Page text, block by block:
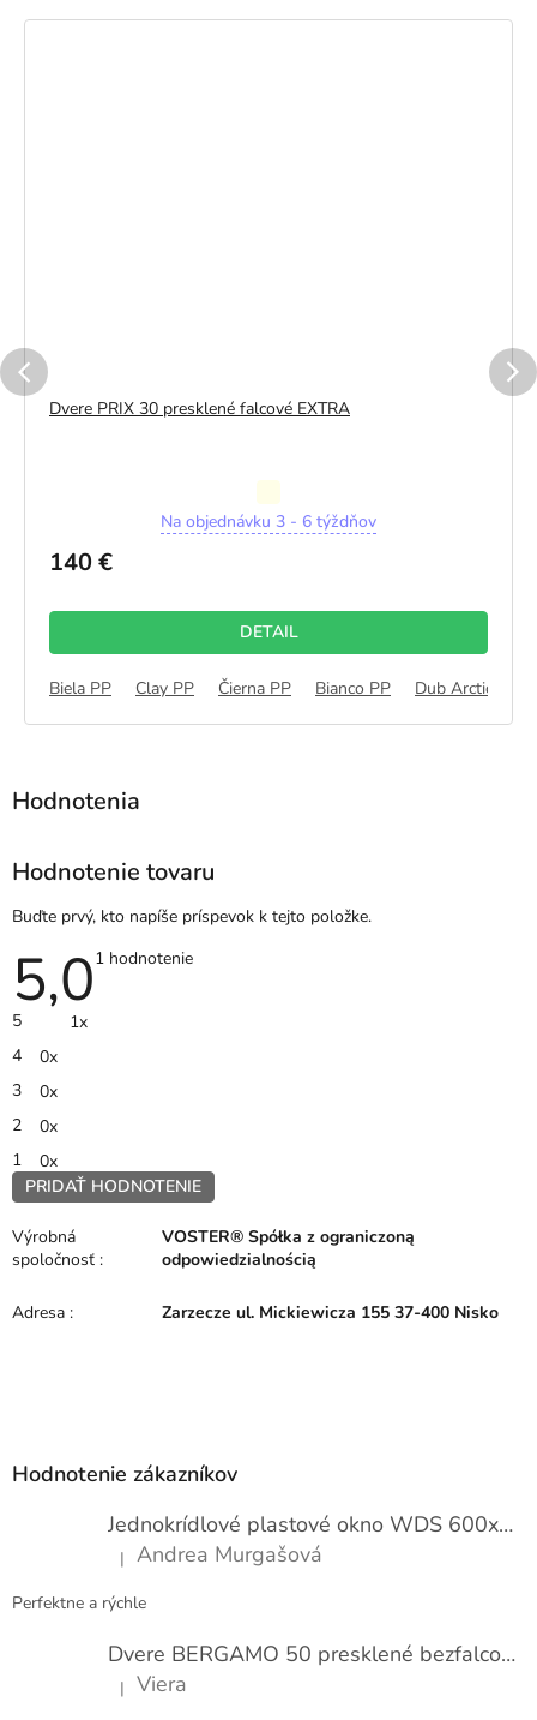
Dub Bavorský PP Dub Latte PP Kašmír PP Sivá PP
Dvere PRIX 30 presklené falcové EXTRA
hodnotenie
z
5
hviezdičiek.
Na objednávku 3 - 6 týždňov
140 €
DETAIL
Biela PP Clay PP Čierna PP Bianco PP Dub Arctic PP
Hodnotenie tovaru
Buďte prvý, kto napíše príspevok k tejto položke.
5,0Priemerné
1 hodnotenie
5
1x
4
0x
3
0x
2
0x
1
0x
PRIDAŤ HODNOTENIE
V
ý
p
s
h
e
n
Výrobná
spoločnosť :
VOSTER® Spółka z ograniczoną
odpowiedzialnością
Adresa : Zarzecze ul. Mickiewicza 155 37-400 Nisko
Hodnotenie zákazníkov
Jednokrídlové plastové okno WDS 600x1000
Hodnotenie produktu je 5 z 5 hviezdičiek.
| Andrea Murgašová
Perfektne a rýchle
Dvere BERGAMO 50 presklené bezfalcové EXTRA
Hodnotenie produktu je 5 z 5 hviezdičiek.
| Viera